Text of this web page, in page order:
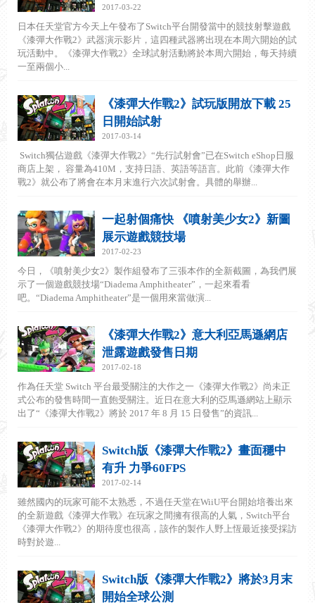
2017-03-22
日本任天堂官方今天上午發布了Switch平台開發當中的競技射擊遊戲
《漆彈大作戰2》武器演示影片，這四種武器將出現在本周六開始的試
玩活動中。《漆彈大作戰2》全球試射活動將於本周六開始，每天持續
一至兩個小...
《漆彈大作戰2》試玩版開放下載 25
日開始試射
2017-03-14
Switch獨佔遊戲《漆彈大作戰2》“先行試射會”已在Switch eShop日服
商店上架， 容量為410M，支持日語、英語等語言。此前《漆彈大作
戰2》就公布了將會在本月末進行六次試射會。具體的舉辦...
一起射個痛快 《噴射美少女2》新圖
展示遊戲競技場
2017-02-23
今日，《噴射美少女2》製作組發布了三張本作的全新截圖，為我們展
示了一個遊戲競技場“Diadema Amphitheater”，一起來看看
吧。“Diadema Amphitheater”是一個用來當做演...
《漆彈大作戰2》意大利亞馬遜網店
泄露遊戲發售日期
2017-02-18
作為任天堂 Switch 平台最受關注的大作之一《漆彈大作戰2》尚未正
式公布的發售時間一直飽受關注。近日在意大利的亞馬遜網站上顯示
出了“《漆彈大作戰2》將於 2017 年 8 月 15 日發售”的資訊...
Switch版《漆彈大作戰2》畫面穩中
有升 力爭60FPS
2017-02-14
雖然國內的玩家可能不太熟悉，不過任天堂在WiiU平台開始培養出來
的全新遊戲《漆彈大作戰》在玩家之間擁有很高的人氣，Switch平台
《漆彈大作戰2》的期待度也很高，該作的製作人野上恆最近接受採訪
時對於遊...
Switch版《漆彈大作戰2》將於3月末
開始全球公測